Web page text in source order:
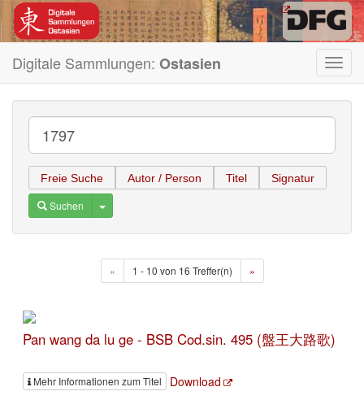
Digitale Sammlungen: Ostasien
Freie Suche Autor / Person Titel Signatur
Suchen Toggle Dropdown
« 1 - 10 von 16 Treffer(n) »
Pan wang da lu ge - BSB Cod.sin. 495 (盤王大路歌)
Mehr Informationen zum Titel Download